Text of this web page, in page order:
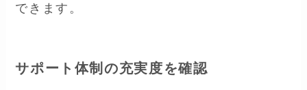
できます。
サポート体制の充実度を確認